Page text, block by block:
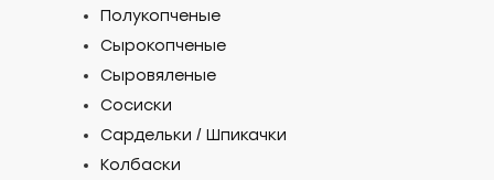
Полукопченые
Сырокопченые
Сыровяленые
Сосиски
Сардельки / Шпикачки
Колбаски